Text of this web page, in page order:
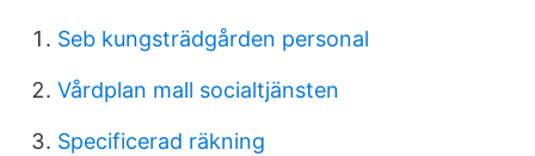
Seb kungsträdgården personal
Vårdplan mall socialtjänsten
Specificerad räkning